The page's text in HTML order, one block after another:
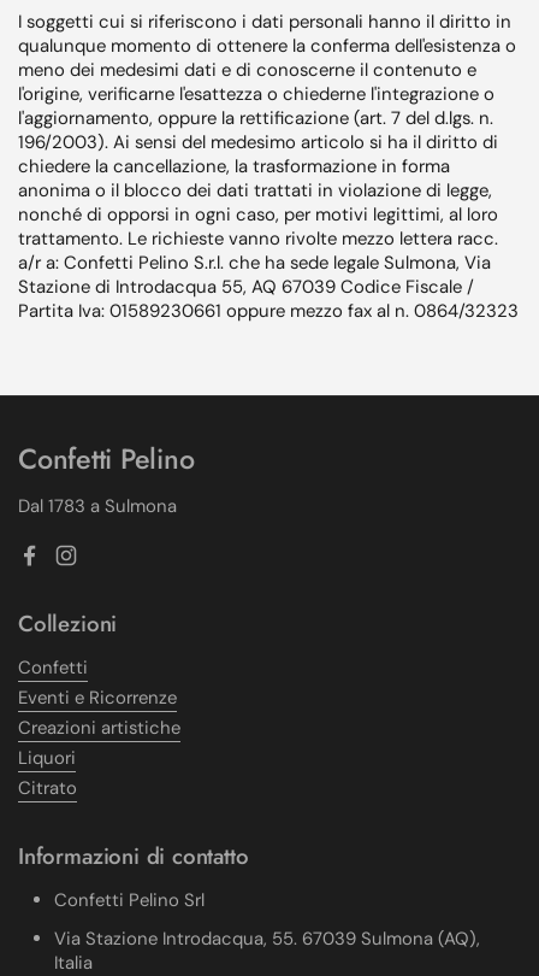
I soggetti cui si riferiscono i dati personali hanno il diritto in
qualunque momento di ottenere la conferma dell'esistenza o
meno dei medesimi dati e di conoscerne il contenuto e
l'origine, verificarne l'esattezza o chiederne l'integrazione o
l'aggiornamento, oppure la rettificazione (art. 7 del d.lgs. n.
196/2003). Ai sensi del medesimo articolo si ha il diritto di
chiedere la cancellazione, la trasformazione in forma
anonima o il blocco dei dati trattati in violazione di legge,
nonché di opporsi in ogni caso, per motivi legittimi, al loro
trattamento. Le richieste vanno rivolte mezzo lettera racc.
a/r a: Confetti Pelino S.r.l. che ha sede legale Sulmona, Via
Stazione di Introdacqua 55, AQ 67039 Codice Fiscale /
Partita Iva: 01589230661 oppure mezzo fax al n. 0864/32323
Confetti Pelino
Dal 1783 a Sulmona
FacebookInstagram
Collezioni
Confetti
Eventi e Ricorrenze
Creazioni artistiche
Liquori
Citrato
Informazioni di contatto
Confetti Pelino Srl
Via Stazione Introdacqua, 55. 67039 Sulmona (AQ),
Italia